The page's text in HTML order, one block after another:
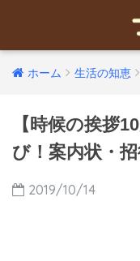
ホーム 生活の知恵
【時候の挨拶
び！案内状・
2019/10/14